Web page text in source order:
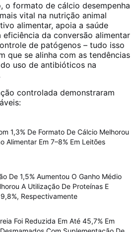
o formato de cálcio desempenha
vital na nutrição animal
alimentar, apoia a saúde
eficiência da conversão alimentar
de patógenos – tudo isso
que se alinha com as tendências
uso de antibióticos na
controlada demonstraram
1,3% De Formato De Cálcio Melhorou
Alimentar Em 7–8% Em Leitões
De 1,5% Aumentou O Ganho Médio
A Utilização De Proteínas E
Respectivamente
Foi Reduzida Em Até 45,7% Em